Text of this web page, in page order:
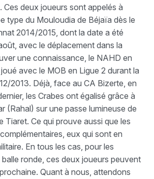
Ces deux joueurs sont appelés à
type du Mouloudia de Béjaïa dès le
2014/2015, dont la date a été
avec le déplacement dans la
une connaissance, le NAHD en
avec le MOB en Ligue 2 durant la
2013. Déjà, face au CA Bizerte, en
les Crabes ont égalisé grâce à
(Rahal) sur une passe lumineuse de
Tiaret. Ce qui prouve aussi que les
eux qui sont en
En tous les cas, pour les
ronde, ces deux joueurs peuvent
Quant à nous, attendons